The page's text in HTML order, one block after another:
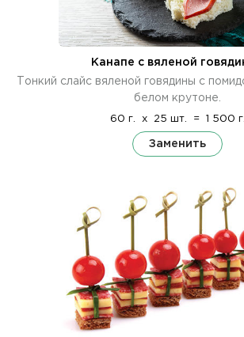
Канапе с вяленой
Тонкий слайс вяленой говядины с
белом крутоне.
60 г. x 25 шт. = 1 500 г.
Заменить